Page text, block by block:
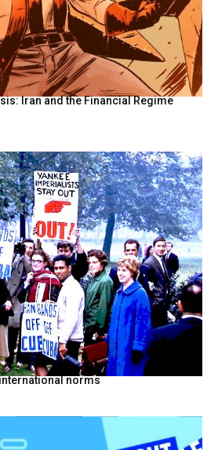
Iran and the Financial Regime
norms